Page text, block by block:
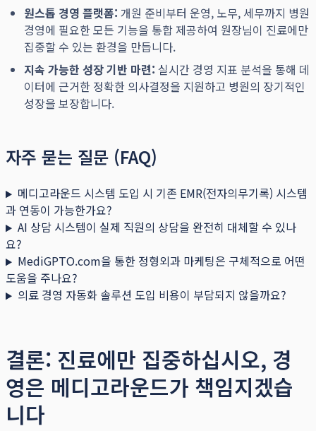
원스톱 경영 플랫폼: 개원 준비부터 운영, 노무, 세무까지 병원
경영에 필요한 모든 기능을 통합 제공하여 원장님이 진료에만
집중할 수 있는 환경을 만듭니다.
지속 가능한 성장 기반 마련: 실시간 경영 지표 분석을 통해 데
이터에 근거한 정확한 의사결정을 지원하고 병원의 장기적인
성장을 보장합니다.
자주 묻는 질문 (FAQ)
메디고라운드 시스템 도입 시 기존 EMR(전자의무기록) 시스템
과 연동이 가능한가요?
AI 상담 시스템이 실제 직원의 상담을 완전히 대체할 수 있나
요?
MediGPTO.com을 통한 정형외과 마케팅은 구체적으로 어떤
도움을 주나요?
의료 경영 자동화 솔루션 도입 비용이 부담되지 않을까요?
결론: 진료에만 집중하십시오, 경
영은 메디고라운드가 책임지겠습
니다